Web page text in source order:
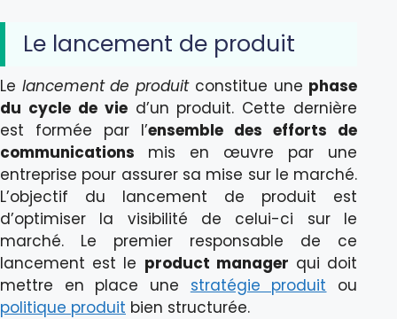
Le lancement de produit
Le lancement de produitconstitue une phase
du cycle de vied’un produit. Cette dernière
est formée par l’ensemble des efforts de
communications mis en œuvre par une
entreprise pour assurer sa mise sur le marché.
L’objectif du lancement de produit est
d’optimiser la visibilité de celui-ci sur le
marché. Le premier responsable de ce
lancement est le product manager qui doit
mettre en place une stratégie produit ou
politique produit bien structurée.